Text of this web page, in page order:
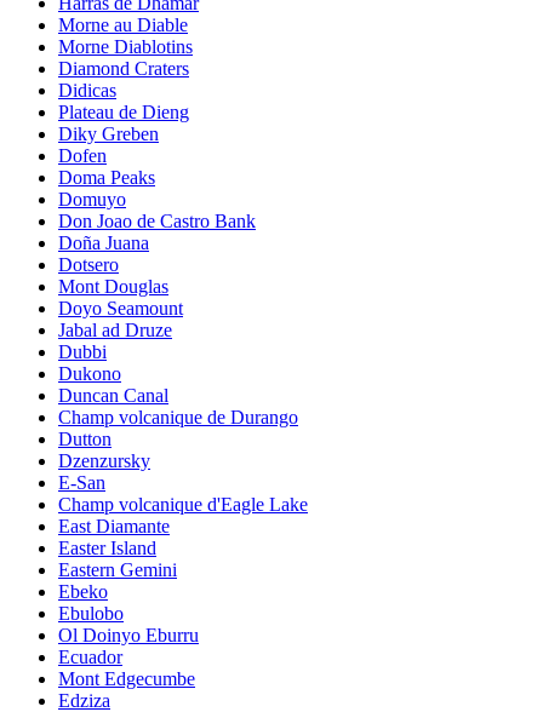
Morne au Diable
Morne Diablotins
Diamond Craters
Didicas
Plateau de Dieng
Diky Greben
Dofen
Doma Peaks
Domuyo
Don Joao de Castro Bank
Doña Juana
Dotsero
Mont Douglas
Doyo Seamount
Jabal ad Druze
Dubbi
Dukono
Duncan Canal
Champ volcanique de Durango
Dutton
Dzenzursky
E-San
Champ volcanique d'Eagle Lake
East Diamante
Easter Island
Eastern Gemini
Ebeko
Ebulobo
Ol Doinyo Eburru
Ecuador
Mont Edgecumbe
Edziza